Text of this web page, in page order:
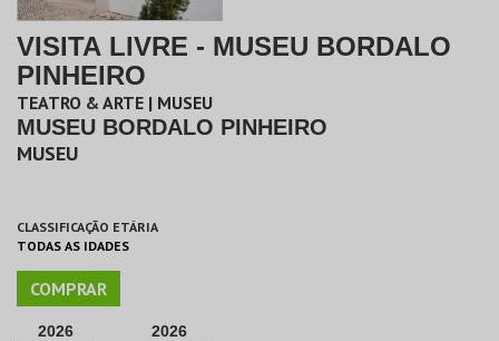
VISITA LIVRE - MUSEU BORDALO
PINHEIRO
TEATRO & ARTE | MUSEU
MUSEU BORDALO PINHEIRO
MUSEU
CLASSIFICAÇÃO ETÁRIA
TODAS AS IDADES
COMPRAR
2026 2026